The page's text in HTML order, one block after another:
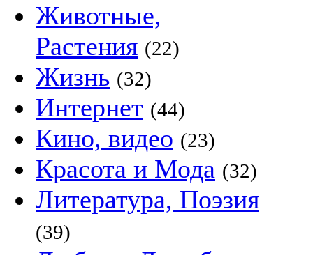
Животные,
Растения (22)
Жизнь (32)
Интернет (44)
Кино, видео (23)
Красота и Мода (32)
Литература, Поэзия
(39)